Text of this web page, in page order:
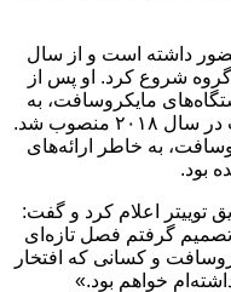
حضور داشته است و از سال
گروه شروع کرد. او پس از
مایکروسافت، به
سمت مدیر ارشد محصولات این شرکت در سال ۲۰۱۸ منصوب شد.
به خاطر ارائه‌های
بود.
توییتر اعلام کرد و گفت:
تصمیم گرفتم فصل تازه‌ای
و کسانی که افتخار
خواهم بود.»